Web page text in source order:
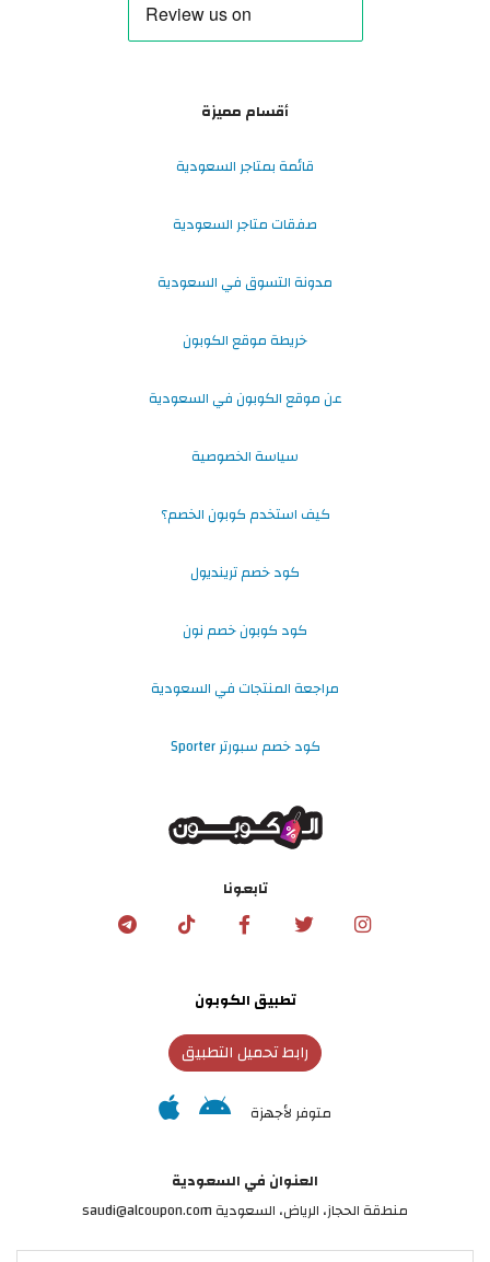
أقسام مميزة
قائمة بمتاجر السعودية
صفقات متاجر السعودية
مدونة التسوق في السعودية
خريطة موقع الكوبون
عن موقع الكوبون في السعودية
سياسة الخصوصية
كيف استخدم كوبون الخصم؟
كود خصم ترينديول
كود كوبون خصم نون
مراجعة المنتجات في السعودية
كود خصم سبورتر Sporter
تابعونا
تطبيق الكوبون
رابط تحميل التطبيق
متوفر لأجهزة
العنوان في السعودية
منطقة الحجاز، الرياض، السعودية saudi@alcoupon.com